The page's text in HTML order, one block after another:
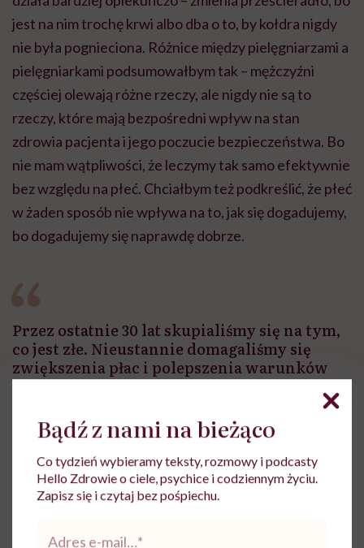
jest na nim trochę krwi albo dba o to, by kołdra nigdy
nie była pognieciona. Różnice między pielęgniarzami a
pielęgniarkami podsumowałbym tak – mężczyźni
częściej olewają różne rzeczy, ale nigdy nie są to
rzeczy, które mają bezpośredni wpływ na stan
zdrowia pacjenta i jego poczucie bezpieczeństwa. Bo
nie mam wątpliwości, że leczymy tak samo efektywnie
bez względu na płeć. Chciałbym też podkreślić, że płeć
w żaden sposób nie wpływa na to, jak się dogadujemy,
bo dogadujemy się naprawdę dobrze.
Przez ostatnie 30 lat skupialiśmy się na tym,
co jest złe. Nieustannie domagaliśmy się
zwiększenia płac i polepszenia warunków
pracy. I jak widać, nie tędy prowadzi droga
Mam wrażenie, że ciągle próbujesz zarazić innych
pasją do pielęgniarstwa.
Bądź z nami na bieżąco
Co tydzień wybieramy teksty, rozmowy i podcasty
Hello Zdrowie o ciele, psychice i codziennym życiu.
Zapisz się i czytaj bez pośpiechu.